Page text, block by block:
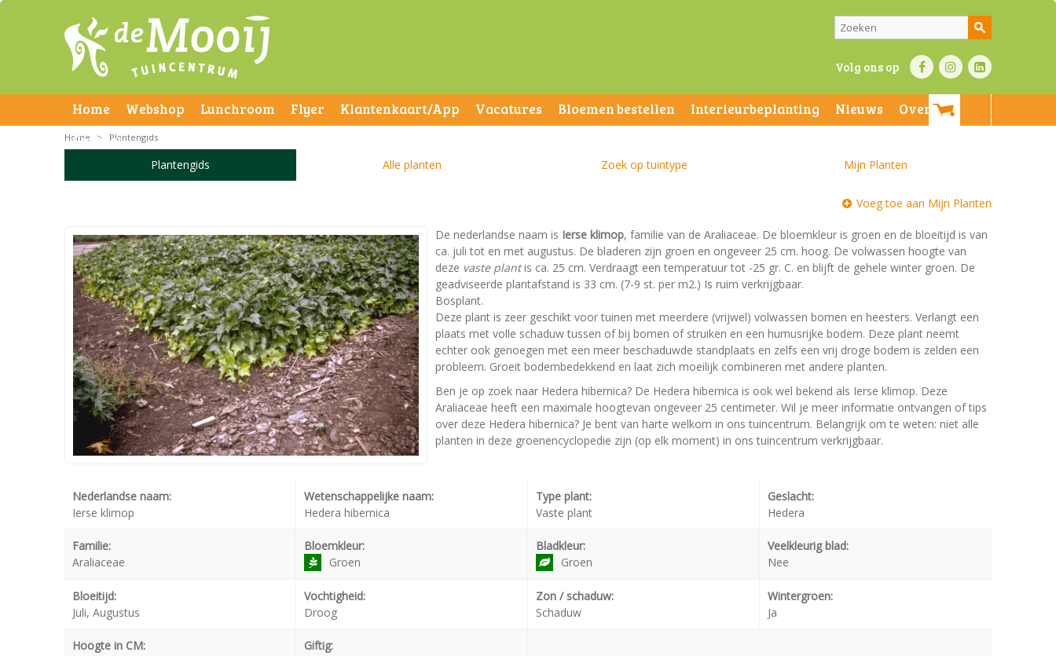
Volg ons op
Home Webshop Lunchroom Flyer Klantenkaart/App Vacatures Bloemen bestellen Interieurbeplanting Nieuws
Over ons
Contact
Home > Plantengids
Plantengids Alle planten Zoek op tuintype Mijn Planten
Voeg toe aan Mijn Planten
De nederlandse naam is Ierse klimop, familie van de Araliaceae. De bloemkleur is groen en de bloeitijd is van
ca. juli tot en met augustus. De bladeren zijn groen en ongeveer 25 cm. hoog. De volwassen hoogte van
deze vaste plantis ca. 25 cm. Verdraagt een temperatuur tot -25 gr. C. en blijft de gehele winter groen. De
geadviseerde plantafstand is 33 cm. (7-9 st. per m2.) Is ruim verkrijgbaar.
Bosplant.
Deze plant is zeer geschikt voor tuinen met meerdere (vrijwel) volwassen bomen en heesters. Verlangt een
plaats met volle schaduw tussen of bij bomen of struiken en een humusrijke bodem. Deze plant neemt
echter ook genoegen met een meer beschaduwde standplaats en zelfs een vrij droge bodem is zelden een
probleem. Groeit bodembedekkend en laat zich moeilijk combineren met andere planten.
Ben je op zoek naar Hedera hibernica? De Hedera hibernica is ook wel bekend als Ierse klimop. Deze
Araliaceae heeft een maximale hoogtevan ongeveer 25 centimeter. Wil je meer informatie ontvangen of tips
over deze Hedera hibernica? Je bent van harte welkom in ons tuincentrum. Belangrijk om te weten: niet alle
planten in deze groenencyclopedie zijn (op elk moment) in ons tuincentrum verkrijgbaar.
Nederlandse naam:
Ierse klimop
Wetenschappelijke naam:
Hedera hibernica
Type plant:
Vaste plant
Geslacht:
Hedera
Familie:
Araliaceae
Bloemkleur:
Groen
Bladkleur:
Groen
Veelkleurig blad:
Nee
Bloeitijd:
Juli, Augustus
Vochtigheid:
Droog
Zon / schaduw:
Schaduw
Wintergroen:
Ja
Hoogte in CM:
Giftig: